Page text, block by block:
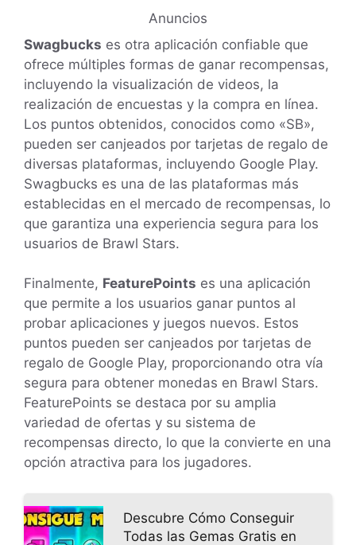
Anuncios
Swagbucks es otra aplicación confiable que
ofrece múltiples formas de ganar recompensas,
incluyendo la visualización de videos, la
realización de encuestas y la compra en línea.
Los puntos obtenidos, conocidos como «SB»,
pueden ser canjeados por tarjetas de regalo de
diversas plataformas, incluyendo Google Play.
Swagbucks es una de las plataformas más
establecidas en el mercado de recompensas, lo
que garantiza una experiencia segura para los
usuarios de Brawl Stars.
Finalmente, FeaturePoints es una aplicación
que permite a los usuarios ganar puntos al
probar aplicaciones y juegos nuevos. Estos
puntos pueden ser canjeados por tarjetas de
regalo de Google Play, proporcionando otra vía
segura para obtener monedas en Brawl Stars.
FeaturePoints se destaca por su amplia
variedad de ofertas y su sistema de
recompensas directo, lo que la convierte en una
opción atractiva para los jugadores.
Descubre Cómo Conseguir
Todas las Gemas Gratis en